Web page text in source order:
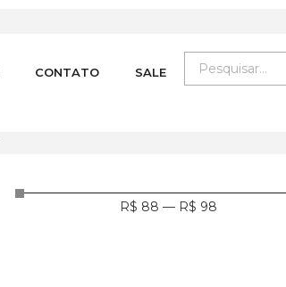
CONTATO SALE
R$ 88 — R$ 98